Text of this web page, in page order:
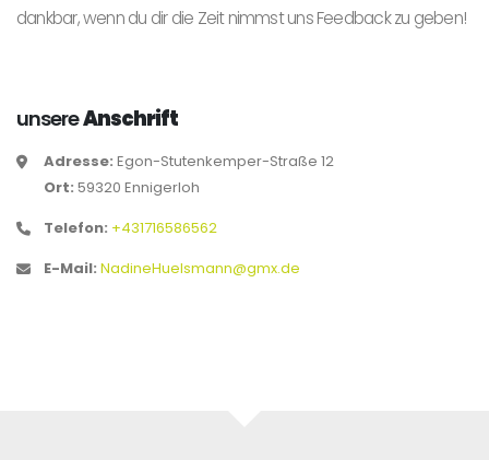
dankbar, wenn du dir die Zeit nimmst uns Feedback zu geben!
unsereAnschrift
Adresse: Egon-Stutenkemper-Straße 12
Ort: 59320 Ennigerloh
Telefon: +431716586562
E-Mail: NadineHuelsmann@gmx.de